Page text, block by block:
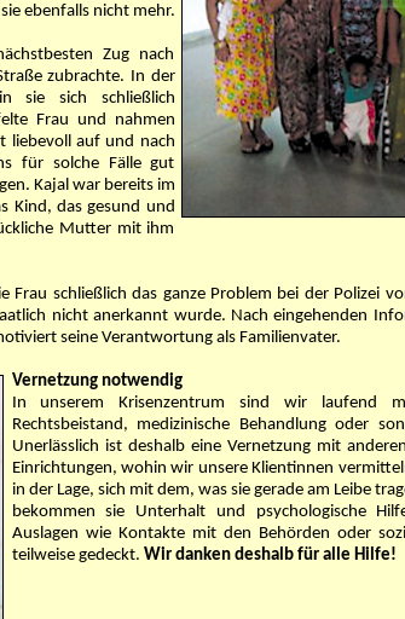
ebenfalls nicht mehr.
Zug nach
zubrachte. In der
sie sich schließlich
Frau und nahmen
liebevoll auf und nach
für solche Fälle gut
Kajal war bereits im
Kind, das gesund und
Mutter mit ihm
schließlich das ganze Problem bei der Polizei
nicht anerkannt wurde. Nach eingehenden
seine Verantwortung als Familienvater.
Vernetzung notwendig
In unserem Krisenzentrum sind wir laufend
Rechtsbeistand, medizinische Behandlung oder
Unerlässlich ist deshalb eine Vernetzung mit
Einrichtungen, wohin wir unsere Klientinnen
in der Lage, sich mit dem, was sie gerade am Leibe
bekommen sie Unterhalt und psychologische
Auslagen wie Kontakte mit den Behörden oder
teilweise gedeckt. Wir danken deshalb für alle Hilfe!